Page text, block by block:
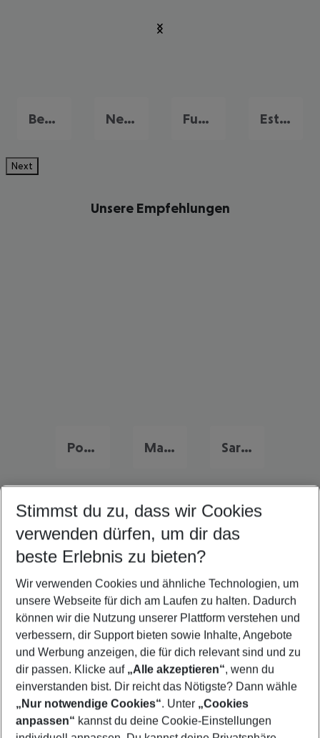
Benalmadena Costa Nerja Fuengirola Estepona
Next
Unsere Empfehlungen
Portugal Urlaub Malta Urlaub Sardinien Urlaub
Quicklinks
Familienurlaub Costa del Sol
Flug & Hotel Costa del Sol
Last Minute Costa del Sol
Urlaub Costa del Sol
Frübucher Angebote Costa del Sol für 2026
Footer
Footer navigation
Stimmst du zu, dass wir Cookies
verwenden dürfen, um dir das
beste Erlebnis zu bieten?
Wir verwenden Cookies und ähnliche Technologien, um
unsere Webseite für dich am Laufen zu halten. Dadurch
können wir die Nutzung unserer Plattform verstehen und
verbessern, dir Support bieten sowie Inhalte, Angebote
und Werbung anzeigen, die für dich relevant sind und zu
dir passen. Klicke auf „Alle akzeptieren“, wenn du
einverstanden bist. Dir reicht das Nötigste? Dann wähle
„Nur notwendige Cookies“. Unter „Cookies
anpassen“ kannst du deine Cookie-Einstellungen